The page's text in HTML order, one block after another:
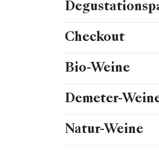
Checkout
Bio-Weine
Demeter-
Natur-Weine